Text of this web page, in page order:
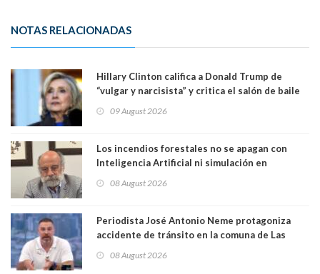
NOTAS RELACIONADAS
Hillary Clinton califica a Donald Trump de
“vulgar y narcisista” y critica el salón de baile
casa. Y la está destruyendo”
09 August 2026
Los incendios forestales no se apagan con
Inteligencia Artificial ni simulación en
Magister en Asentamientos Humanos PUC
08 August 2026
Periodista José Antonio Neme protagoniza
accidente de tránsito en la comuna de Las
08 August 2026